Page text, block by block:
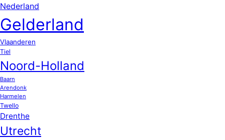
Nederland
Gelderland
Vlaanderen
Tiel
Noord-Holland
Baarn
Arendonk
Harmelen
Twello
Drenthe
Utrecht